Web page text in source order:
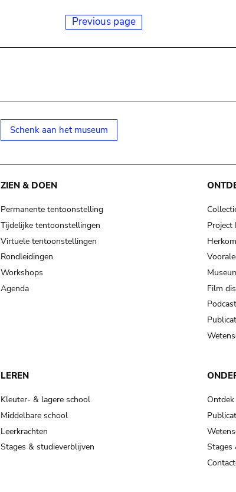
Previous page
Schenk aan het museum
ZIEN & DOEN
Permanente tentoonstelling
Tijdelijke tentoonstellingen
Virtuele tentoonstellingen
Rondleidingen
Workshops
Agenda
Project
Film
LEREN
Kleuter- & lagere school
Middelbare school
Leerkrachten
Stages & studieverblijven
Stages